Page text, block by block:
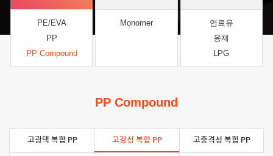
PE/EVA
PP
PP Compound
Monomer
연료유
용제
LPG
PP Compound
고광택 복합 PP 고강성 복합 PP 고충격성 복합 PP